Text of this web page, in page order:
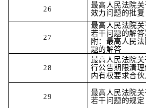
26
最高人民法院
效力问题的批复
27
最高人民法院
若干问题的解
附：最高人民
题的解答
28
最高人民法院
行公告期限清
内有权要求合
29
最高人民法院
若干问题的规定